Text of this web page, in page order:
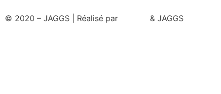
© 2020 – JAGGS | Réalisé par & JAGGS